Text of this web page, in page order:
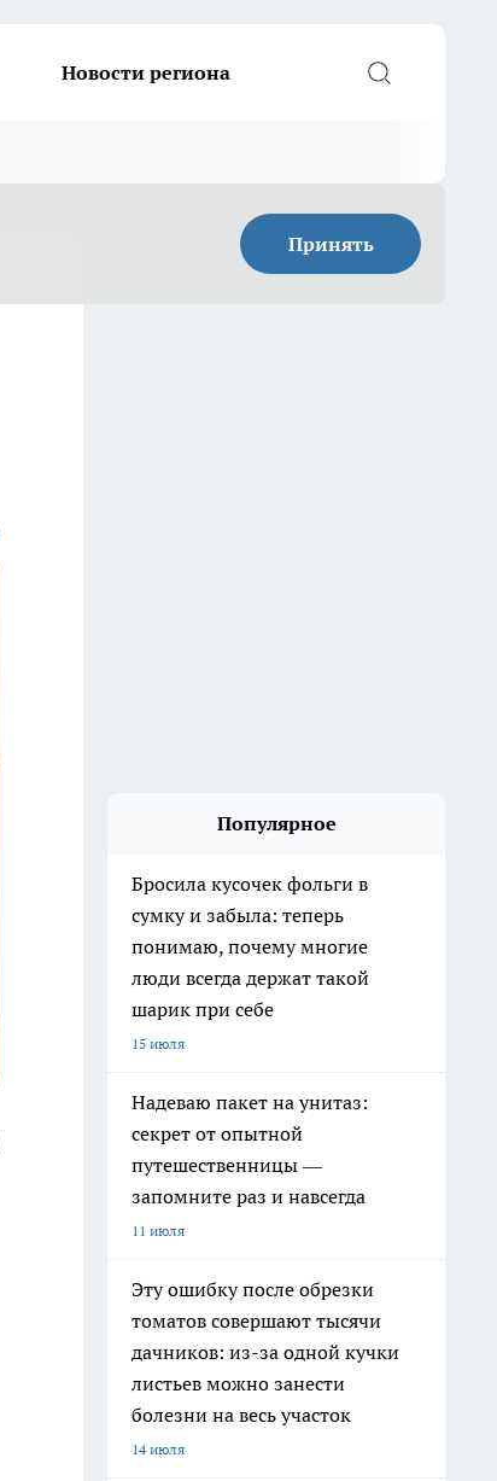
Новости региона
Принять
Популярное
Бросила кусочек фольги в
сумку и забыла: теперь
понимаю, почему многие
люди всегда держат такой
шарик при себе
15 июля
Надеваю пакет на унитаз:
секрет от опытной
путешественницы —
запомните раз и навсегда
11 июля
Эту ошибку после обрезки
томатов совершают тысячи
дачников: из-за одной кучки
листьев можно занести
болезни на весь участок
14 июля